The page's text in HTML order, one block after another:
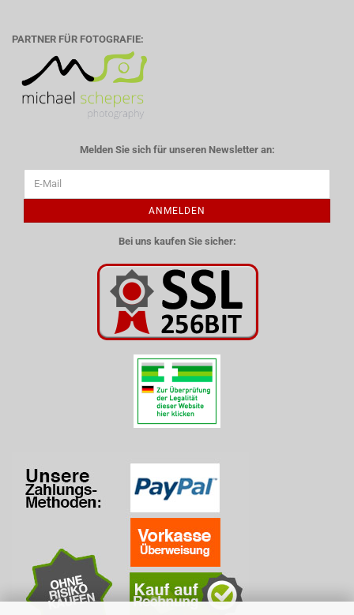
PARTNER FÜR FOTOGRAFIE:
Melden Sie sich für unseren Newsletter an:
ANMELDEN
Bei uns kaufen Sie sicher: